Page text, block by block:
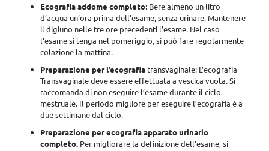
Ecografia addome completo: Bere almeno un litro
d’acqua un’ora prima dell’esame, senza urinare. Mantenere
il digiuno nelle tre ore precedenti l’esame. Nel caso
l’esame si tenga nel pomeriggio, si può fare regolarmente
colazione la mattina.
Preparazione per l’ecografia transvaginale: L’ecografia
Transvaginale deve essere effettuata a vescica vuota. Si
raccomanda di non eseguire l’esame durante il ciclo
mestruale. Il periodo migliore per eseguire l’ecografia è a
due settimane dal ciclo.
Preparazione per ecografia apparato urinario
completo. Per migliorare la definizione dell’esame, si